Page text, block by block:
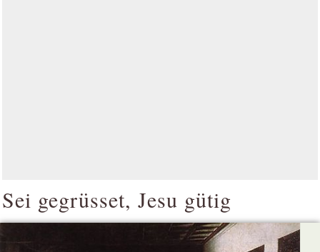
Sei gegrüsset, Jesu gütig